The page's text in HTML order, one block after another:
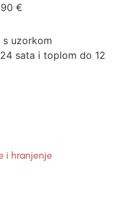
€
s uzorkom
sata i toplom do 12
i hranjenje